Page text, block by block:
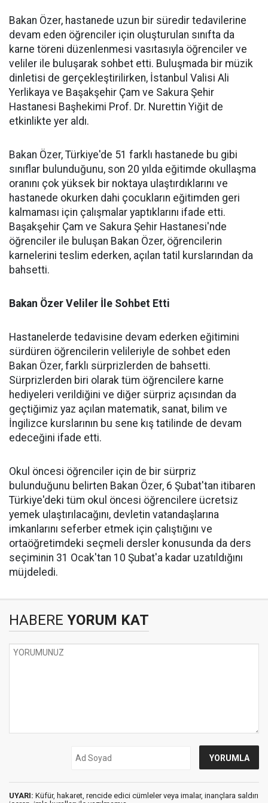
Bakan Özer, hastanede uzun bir süredir tedavilerine
devam eden öğrenciler için oluşturulan sınıfta da
karne töreni düzenlenmesi vasıtasıyla öğrenciler ve
veliler ile buluşarak sohbet etti. Buluşmada bir müzik
dinletisi de gerçekleştirilirken, İstanbul Valisi Ali
Yerlikaya ve Başakşehir Çam ve Sakura Şehir
Hastanesi Başhekimi Prof. Dr. Nurettin Yiğit de
etkinlikte yer aldı.
Bakan Özer, Türkiye'de 51 farklı hastanede bu gibi
sınıflar bulunduğunu, son 20 yılda eğitimde okullaşma
oranını çok yüksek bir noktaya ulaştırdıklarını ve
hastanede okurken dahi çocukların eğitimden geri
kalmaması için çalışmalar yaptıklarını ifade etti.
Başakşehir Çam ve Sakura Şehir Hastanesi'nde
öğrenciler ile buluşan Bakan Özer, öğrencilerin
karnelerini teslim ederken, açılan tatil kurslarından da
bahsetti.
Bakan Özer Veliler İle Sohbet Etti
Hastanelerde tedavisine devam ederken eğitimini
sürdüren öğrencilerin velileriyle de sohbet eden
Bakan Özer, farklı sürprizlerden de bahsetti.
Sürprizlerden biri olarak tüm öğrencilere karne
hediyeleri verildiğini ve diğer sürpriz açısından da
geçtiğimiz yaz açılan matematik, sanat, bilim ve
İngilizce kurslarının bu sene kış tatilinde de devam
edeceğini ifade etti.
Okul öncesi öğrenciler için de bir sürpriz
bulunduğunu belirten Bakan Özer, 6 Şubat'tan itibaren
Türkiye'deki tüm okul öncesi öğrencilere ücretsiz
yemek ulaştırılacağını, devletin vatandaşlarına
imkanlarını seferber etmek için çalıştığını ve
ortaöğretimdeki seçmeli dersler konusunda da ders
seçiminin 31 Ocak'tan 10 Şubat'a kadar uzatıldığını
müjdeledi.
HABERE YORUM KAT
UYARI: Küfür, hakaret, rencide edici cümleler veya imalar, inançlara saldırı